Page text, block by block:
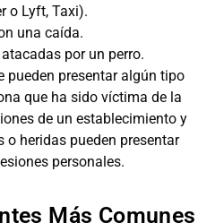
o Lyft, Taxi).
una caída.
por un perro.
pueden presentar algún tipo
que ha sido víctima de la
de un establecimiento y
o heridas pueden presentar
personales.
Más Comunes